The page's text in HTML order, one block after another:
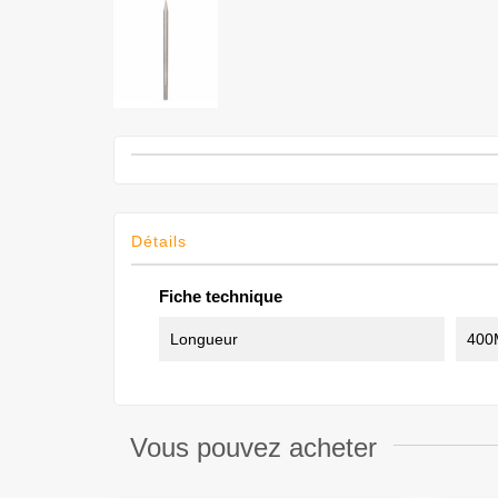
Détails
Fiche technique
Longueur
Vous pouvez acheter